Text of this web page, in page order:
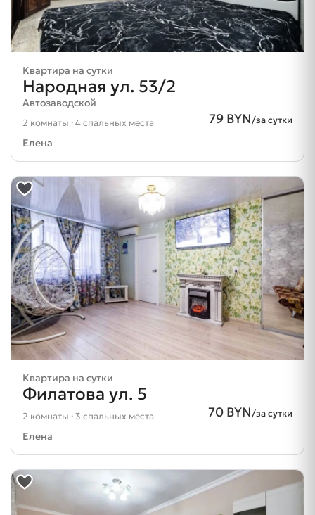
Квартира на сутки
Народная ул. 53/2
Автозаводской
79 BYN/за сутки
2 комнаты · 4 спальных места
Елена
Квартира на сутки
Филатова ул. 5
70 BYN/за сутки
2 комнаты · 3 спальных места
Елена